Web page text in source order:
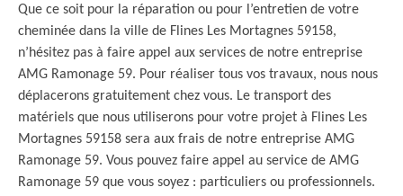
Que ce soit pour la réparation ou pour l’entretien de votre
cheminée dans la ville de Flines Les Mortagnes 59158,
n’hésitez pas à faire appel aux services de notre entreprise
AMG Ramonage 59. Pour réaliser tous vos travaux, nous nous
déplacerons gratuitement chez vous. Le transport des
matériels que nous utiliserons pour votre projet à Flines Les
Mortagnes 59158 sera aux frais de notre entreprise AMG
Ramonage 59. Vous pouvez faire appel au service de AMG
Ramonage 59 que vous soyez : particuliers ou professionnels.